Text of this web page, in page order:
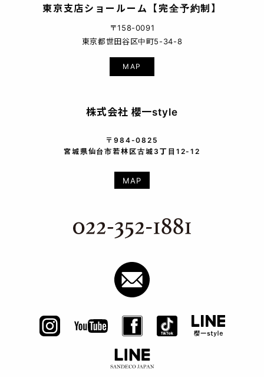
東京支店ショールーム【完全予約制】
〒158-0091
東京都世田谷区中町5-34-8
MAP
株式会社 櫻一style
〒984-0825
宮城県仙台市若林区古城3丁目12-12
MAP